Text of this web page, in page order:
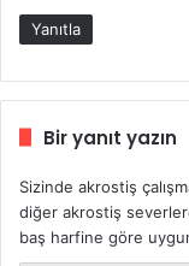
Yanıtla
Bir yanıt yazın
Sizinde akrostiş
diğer akrostiş
baş harfine göre